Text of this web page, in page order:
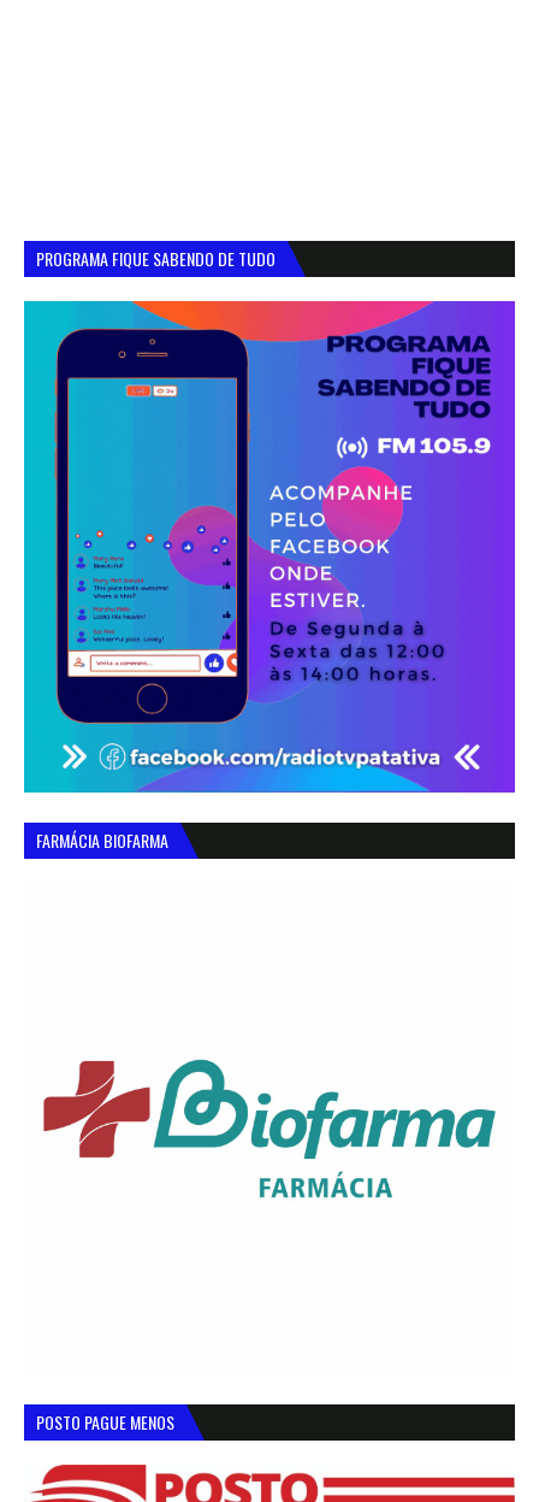
PROGRAMA FIQUE SABENDO DE TUDO
FARMÁCIA BIOFARMA
POSTO PAGUE MENOS